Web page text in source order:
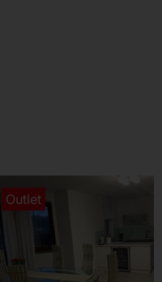
Outlet